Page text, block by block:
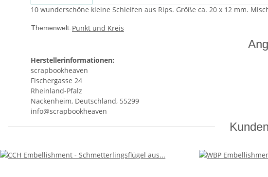
10 wunderschöne kleine Schleifen aus Rips. Größe ca. 20 x 12 mm.
Themenwelt: Punkt und Kreis
Herstellerinformationen:
scrapbookheaven
Fischergasse 24
Rheinland-Pfalz
Nackenheim, Deutschland, 55299
info@scrapbookheaven